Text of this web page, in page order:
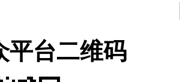
平台二维码